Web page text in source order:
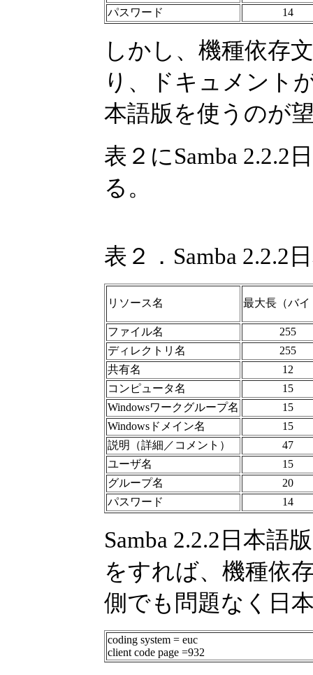
パスワード
14
しかし、機種依存
り、ドキュメント
本語版を使うのが
表２にSamba 2.2.2
る。
表２．Samba 2.2.2
リソース名 最大長（バイ
ファイル名
255
ディレクトリ名
255
共有名
12
コンピュータ名
15
Windowsワークグループ名
15
Windowsドメイン名
15
説明（詳細／コメント）
47
ユーザ名
15
グループ名
20
パスワード
14
Samba 2.2.2日本語
をすれば、機種依
側でも問題なく日
coding system = euc
client code page =932